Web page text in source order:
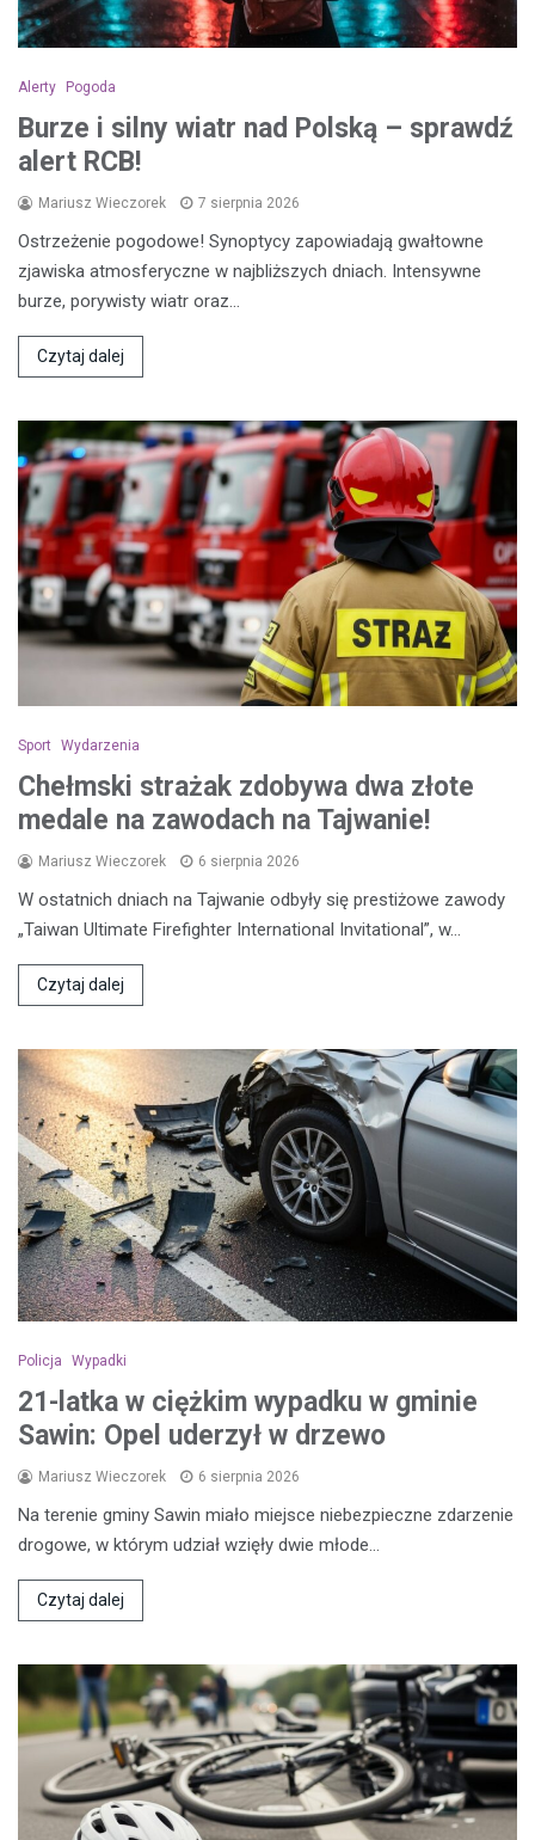
Alerty Pogoda
Burze i silny wiatr nad Polską – sprawdź
alert RCB!
Mariusz Wieczorek 7 sierpnia 2026
Ostrzeżenie pogodowe! Synoptycy zapowiadają gwałtowne
zjawiska atmosferyczne w najbliższych dniach. Intensywne
burze, porywisty wiatr oraz…
Czytaj dalej
Sport Wydarzenia
Chełmski strażak zdobywa dwa złote
medale na zawodach na Tajwanie!
Mariusz Wieczorek 6 sierpnia 2026
W ostatnich dniach na Tajwanie odbyły się prestiżowe zawody
„Taiwan Ultimate Firefighter International Invitational”, w…
Czytaj dalej
Policja Wypadki
21-latka w ciężkim wypadku w gminie
Sawin: Opel uderzył w drzewo
Mariusz Wieczorek 6 sierpnia 2026
Na terenie gminy Sawin miało miejsce niebezpieczne zdarzenie
drogowe, w którym udział wzięły dwie młode…
Czytaj dalej